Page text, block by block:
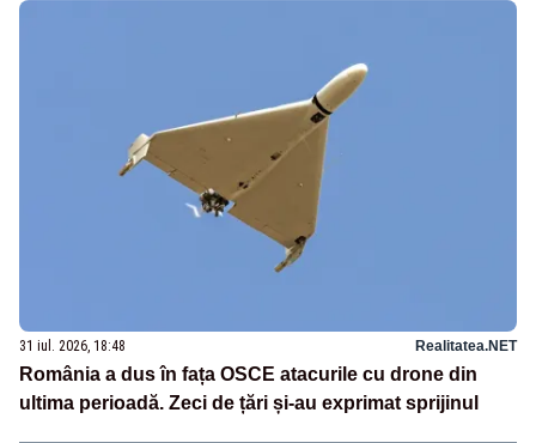
31 iul. 2026, 18:48 Realitatea.NET
România a dus în fața OSCE atacurile cu drone din
ultima perioadă. Zeci de țări și-au exprimat sprijinul